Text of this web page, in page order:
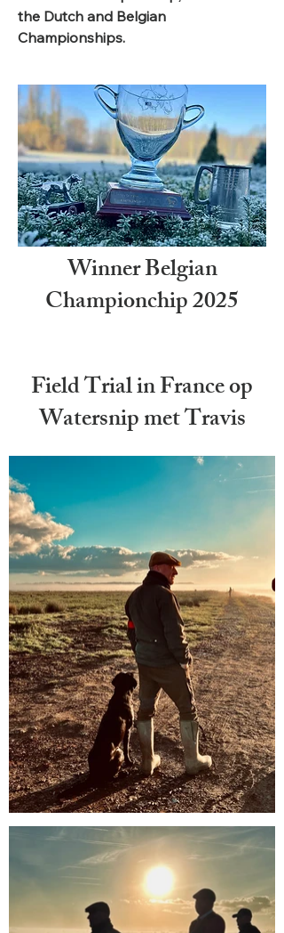
the Dutch and Belgian
Championships.
Winner Belgian
Championchip 2025
Field Trial in France op
Watersnip met Travis